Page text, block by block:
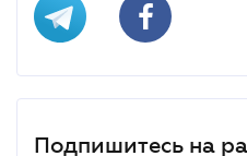
Подпишитесь на